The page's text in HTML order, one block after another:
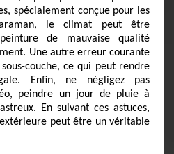
spécialement conçue pour les
le climat peut être
de mauvaise qualité
Une autre erreur courante
couche, ce qui peut rendre
Enfin, ne négligez pas
peindre un jour de pluie à
En suivant ces astuces,
peut être un véritable